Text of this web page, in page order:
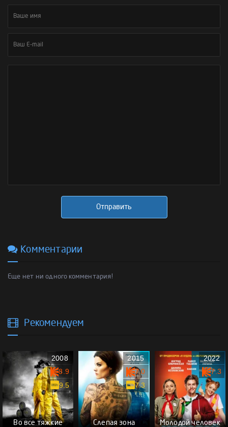
Отправить
Комментарии
Еще нет ни одного комментария!
Рекомендуем
Во все тяжкие
2008
8.9
9.5
Слепая зона
2015
7.0
7.3
Молодой человек
2022
7.3